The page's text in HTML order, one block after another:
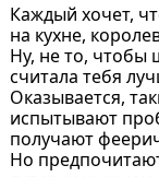
Каждый хочет,
на кухне,
Ну, не то, чтобы
считала тебя
Оказывается,
испытывают
получают
Но